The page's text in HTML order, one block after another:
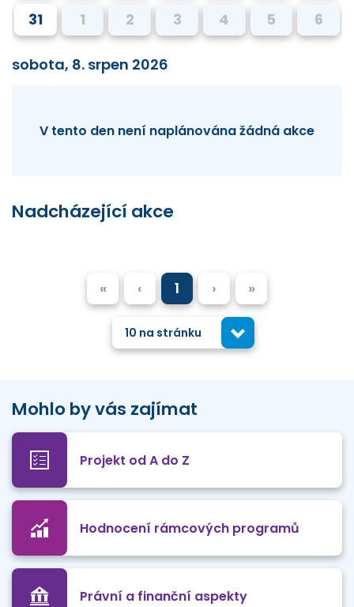
31 1 2 3 4 5 6
sobota, 8. srpen 2026
V tento den není naplánována žádná akce
Nadcházející akce
« ‹ 1 › »
10 na stránku
Mohlo by vás zajímat
Projekt od A do Z
Hodnocení rámcových programů
Právní a finanční aspekty